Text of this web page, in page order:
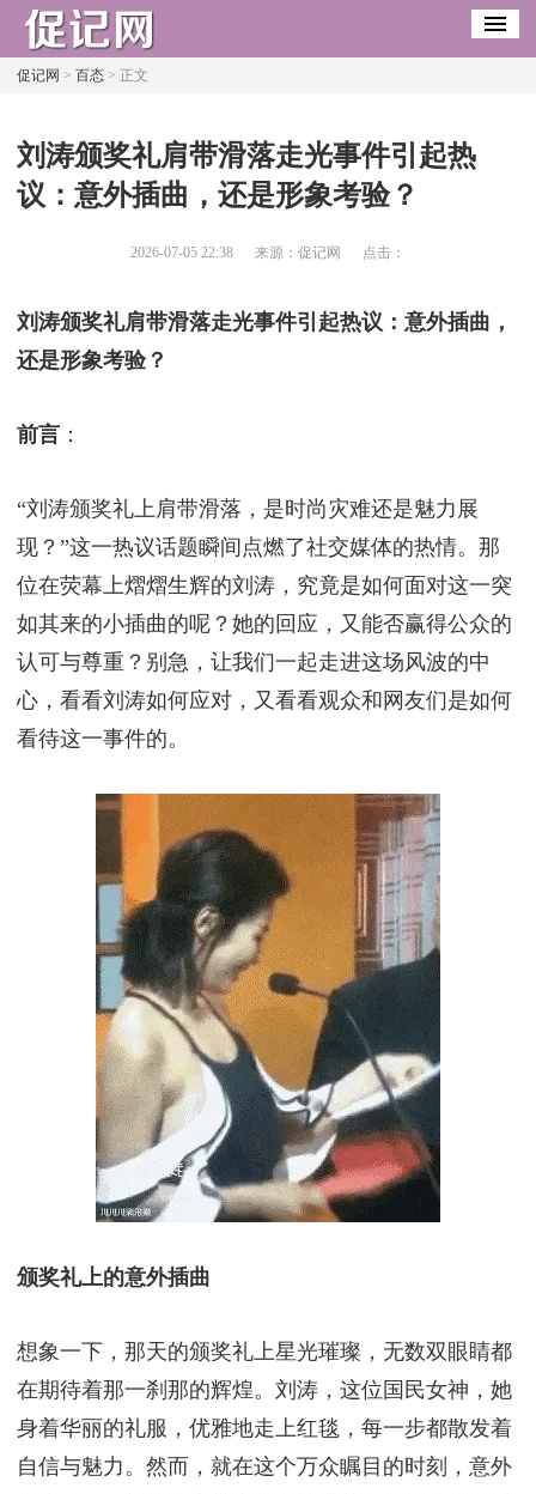
促记网 > 百态> 正文
​刘涛颁奖礼肩带滑落走光事件引起热
议：意外插曲，还是形象考验？
2026-07-05 22:38 来源：促记网 点击：
刘涛颁奖礼肩带滑落走光事件引起热议：意外插曲，
还是形象考验？
前言：
“刘涛颁奖礼上肩带滑落，是时尚灾难还是魅力展
现？”这一热议话题瞬间点燃了社交媒体的热情。那
位在荧幕上熠熠生辉的刘涛，究竟是如何面对这一突
如其来的小插曲的呢？她的回应，又能否赢得公众的
认可与尊重？别急，让我们一起走进这场风波的中
心，看看刘涛如何应对，又看看观众和网友们是如何
看待这一事件的。
颁奖礼上的意外插曲
想象一下，那天的颁奖礼上星光璀璨，无数双眼睛都
在期待着那一刹那的辉煌。刘涛，这位国民女神，她
身着华丽的礼服，优雅地走上红毯，每一步都散发着
自信与魅力。然而，就在这个万众瞩目的时刻，意外